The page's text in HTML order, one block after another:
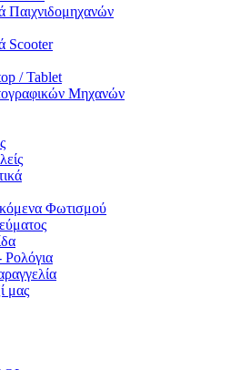
Παιχνιδομηχανών
Scooter
/ Tablet
Μηχανών
Φωτισμού
μας